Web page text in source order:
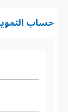
حساب